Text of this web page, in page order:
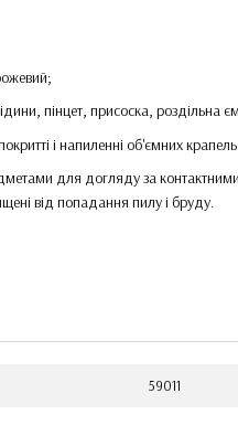
пінцет, присоска, роздільна
і напиленні об'ємних крапель.
для догляду за
від попадання пилу і бруду.
59011